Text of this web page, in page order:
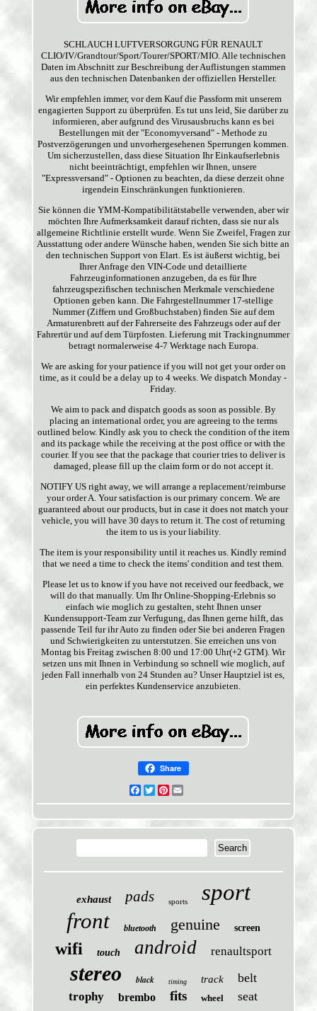
SCHLAUCH LUFTVERSORGUNG FÜR RENAULT
CLIO/IV/Grandtour/Sport/Tourer/SPORT/MIO. Alle technischen
Daten im Abschnitt zur Beschreibung der Auflistungen stammen
aus den technischen Datenbanken der offiziellen Hersteller.
Wir empfehlen immer, vor dem Kauf die Passform mit unserem
engagierten Support zu überprüfen. Es tut uns leid, Sie darüber zu
informieren, aber aufgrund des Virusausbruchs kann es bei
Bestellungen mit der "Economyversand" - Methode zu
Postverzögerungen und unvorhergesehenen Sperrungen kommen.
Um sicherzustellen, dass diese Situation Ihr Einkaufserlebnis
nicht beeinträchtigt, empfehlen wir Ihnen, unsere
"Expressversand" - Optionen zu beachten, da diese derzeit ohne
irgendein Einschränkungen funktionieren.
Sie können die YMM-Kompatibilitätstabelle verwenden, aber wir
möchten Ihre Aufmerksamkeit darauf richten, dass sie nur als
allgemeine Richtlinie erstellt wurde. Wenn Sie Zweifel, Fragen zur
Ausstattung oder andere Wünsche haben, wenden Sie sich bitte an
den technischen Support von Elart. Es ist äußerst wichtig, bei
Ihrer Anfrage den VIN-Code und detaillierte
Fahrzeuginformationen anzugeben, da es für Ihre
fahrzeugspezifischen technischen Merkmale verschiedene
Optionen geben kann. Die Fahrgestellnummer 17-stellige
Nummer (Ziffern und Großbuchstaben) finden Sie auf dem
Armaturenbrett auf der Fahrerseite des Fahrzeugs oder auf der
Fahrertür und auf dem Türpfosten. Lieferung mit Trackingnummer
betragt normalerweise 4-7 Werktage nach Europa.
We are asking for your patience if you will not get your order on
time, as it could be a delay up to 4 weeks. We dispatch Monday -
Friday.
We aim to pack and dispatch goods as soon as possible. By
placing an international order, you are agreeing to the terms
outlined below. Kindly ask you to check the condition of the item
and its package while the receiving at the post office or with the
courier. If you see that the package that courier tries to deliver is
damaged, please fill up the claim form or do not accept it.
NOTIFY US right away, we will arrange a replacement/reimburse
your order A. Your satisfaction is our primary concern. We are
guaranteed about our products, but in case it does not match your
vehicle, you will have 30 days to return it. The cost of returning
the item to us is your liability.
The item is your responsibility until it reaches us. Kindly remind
that we need a time to check the items' condition and test them.
Please let us to know if you have not received our feedback, we
will do that manually. Um Ihr Online-Shopping-Erlebnis so
einfach wie moglich zu gestalten, steht Ihnen unser
Kundensupport-Team zur Verfugung, das Ihnen gerne hilft, das
passende Teil fur ihr Auto zu finden oder Sie bei anderen Fragen
und Schwierigkeiten zu unterstutzen. Sie erreichen uns von
Montag bis Freitag zwischen 8:00 und 17:00 Uhr(+2 GTM). Wir
setzen uns mit Ihnen in Verbindung so schnell wie moglich, auf
jeden Fall innerhalb von 24 Stunden au? Unser Hauptziel ist es,
ein perfektes Kundenservice anzubieten.
Share
Facebook
TwitterPinterest
exhaust pads sports sport
front bluetooth genuine screen
wifi touch android renaultsport
stereo black timing track belt
trophy brembo fits wheel seat